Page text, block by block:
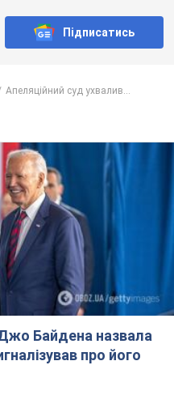
Підписатись
Апеляційний суд ухвалив...
Байдена назвала
про його